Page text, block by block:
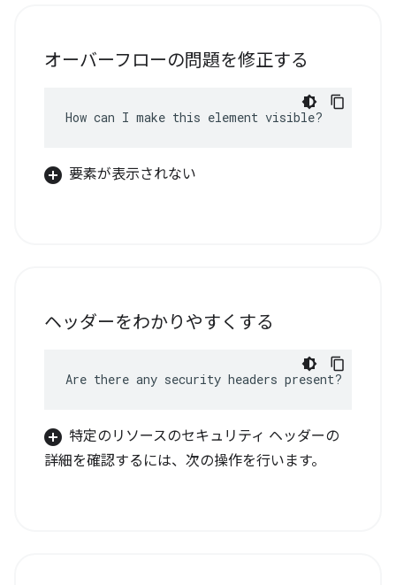
オーバーフローの問題を修正する
How can I make this element visible?
要素が表示されない
ヘッダーをわかりやすくする
Are there any security headers present?
特定のリソースのセキュリティ ヘッダーの
詳細を確認するには、次の操作を行います。